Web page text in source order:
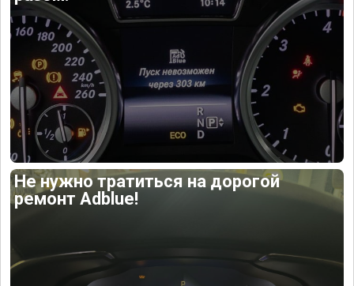
Не нужно тратиться на дорогой
ремонт Adblue!